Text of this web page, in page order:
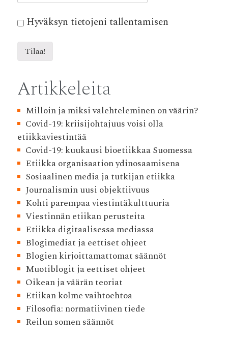
Hyväksyn tietojeni tallentamisen
Artikkeleita
Milloin ja miksi valehteleminen on väärin?
Covid-19: kriisijohtajuus voisi olla
etiikkaviestintää
Covid-19: kuukausi bioetiikkaa Suomessa
Etiikka organisaation ydinosaamisena
Sosiaalinen media ja tutkijan etiikka
Journalismin uusi objektiivuus
Kohti parempaa viestintäkulttuuria
Viestinnän etiikan perusteita
Etiikka digitaalisessa mediassa
Blogimediat ja eettiset ohjeet
Blogien kirjoittamattomat säännöt
Muotiblogit ja eettiset ohjeet
Oikean ja väärän teoriat
Etiikan kolme vaihtoehtoa
Filosofia: normatiivinen tiede
Reilun somen säännöt